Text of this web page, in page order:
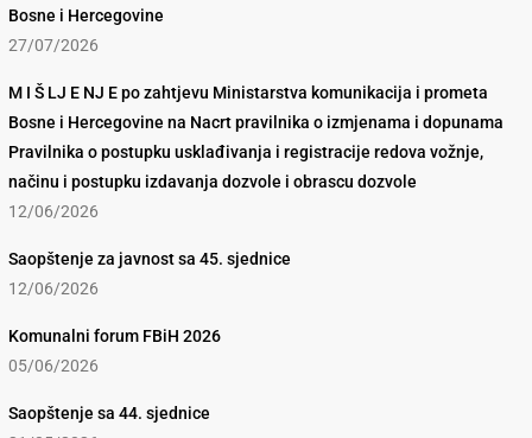
Bosne i Hercegovine
27/07/2026
M I Š LJ E NJ E po zahtjevu Ministarstva komunikacija i prometa
Bosne i Hercegovine na Nacrt pravilnika o izmjenama i dopunama
Pravilnika o postupku usklađivanja i registracije redova vožnje,
načinu i postupku izdavanja dozvole i obrascu dozvole
12/06/2026
Saopštenje za javnost sa 45. sjednice
12/06/2026
Komunalni forum FBiH 2026
05/06/2026
Saopštenje sa 44. sjednice